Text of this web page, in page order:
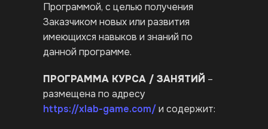
Программой, с целью получения
Заказчиком новых или развития
имеющихся навыков и знаний по
данной программе.
ПРОГРАММА КУРСА / ЗАНЯТИЙ –
размещена по адресу
https://xlab-game.com/и содержит: